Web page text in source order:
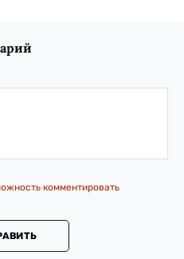
комментировать